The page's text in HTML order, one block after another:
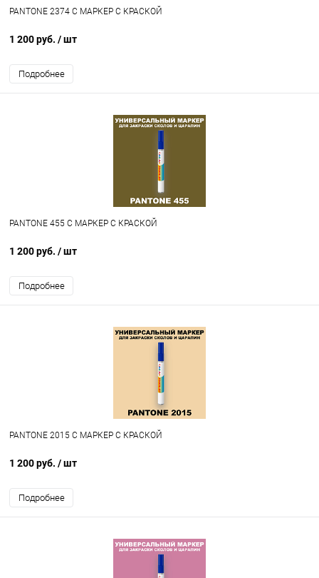
PANTONE 2374 C МАРКЕР С КРАСКОЙ
1 200 руб. / шт
Подробнее
PANTONE 455 C МАРКЕР С КРАСКОЙ
1 200 руб. / шт
Подробнее
PANTONE 2015 C МАРКЕР С КРАСКОЙ
1 200 руб. / шт
Подробнее